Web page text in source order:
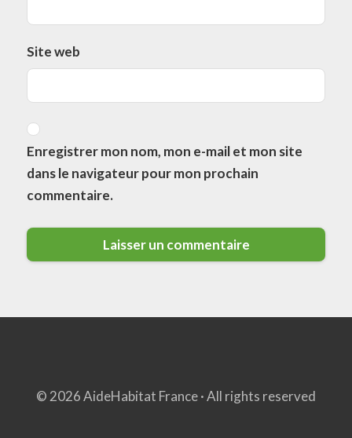
Site web
Enregistrer mon nom, mon e-mail et mon site
dans le navigateur pour mon prochain
commentaire.
© 2026 AideHabitat France · All rights reserved